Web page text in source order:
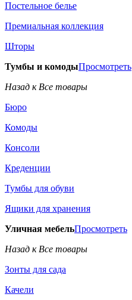
Постельное белье
Премиальная коллекция
Шторы
Тумбы и комодыПросмотреть
Назад к Все товары
Бюро
Комоды
Консоли
Креденции
Тумбы для обуви
Ящики для хранения
Уличная мебельПросмотреть
Назад к Все товары
Зонты для сада
Качели